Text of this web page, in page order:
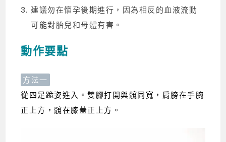
建議勿在懷孕後期進行，因為相反的血液流動
可能對胎兒和母體有害。
動作要點
方法一
從四足跪姿進入。雙腳打開與髖同寬，肩膀在手腕
正上方，髖在膝蓋正上方。